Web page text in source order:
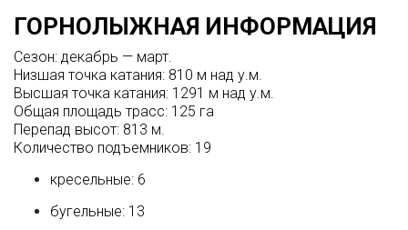
ГОРНОЛЫЖНАЯ ИНФОРМАЦИЯ
Сезон: декабрь — март.
Низшая точка катания: 810 м над у.м.
Высшая точка катания: 1291 м над у.м.
Общая площадь трасс: 125 га
Перепад высот: 813 м.
Количество подъемников: 19
кресельные: 6
бугельные: 13